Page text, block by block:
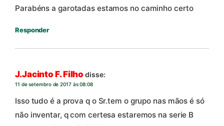
Parabéns a garotadas estamos no caminho certo
Responder
J.Jacinto F. Filho disse:
11 de setembro de 2017 às 08:08
Isso tudo é a prova q o Sr.tem o grupo nas mãos é só
não inventar, q com certesa estaremos na serie B